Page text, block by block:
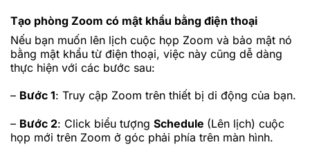
Tạo phòng Zoom có mật khẩu bằng điện thoại
Nếu bạn muốn lên lịch cuộc họp Zoom và bảo mật nó
bằng mật khẩu từ điện thoại, việc này cũng dễ dàng
thực hiện với các bước sau:
– Bước 1: Truy cập Zoom trên thiết bị di động của bạn.
– Bước 2: Click biểu tượng Schedule (Lên lịch) cuộc
họp mới trên Zoom ở góc phải phía trên màn hình.